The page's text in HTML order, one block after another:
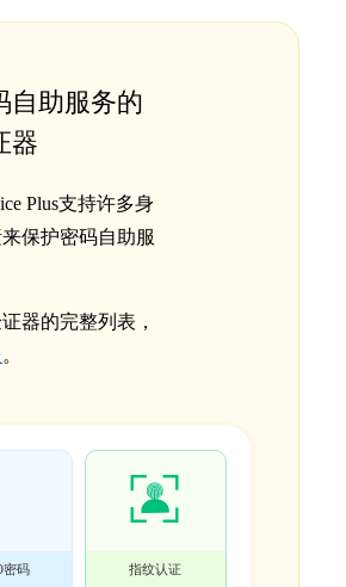
自助服务的
器
Plus支持许多身
保护密码自助服
器的完整列表，
。
密码 指纹认证